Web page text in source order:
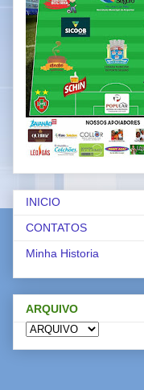
INICIO
CONTATOS
Minha Historia
ARQUIVO